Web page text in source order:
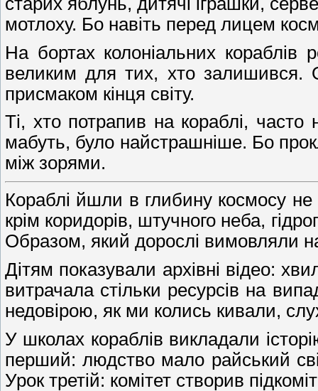
мотлоху. Бо навіть перед лицем
На бортах колоніальних
великим для тих, хто залишився.
присмаком кінця світу.
Ті, хто потрапив на кораблі,
мабуть, було найстрашніше. Бо
між зорями.
Кораблі йшли в глибину космосу
крім коридорів, штучного неба,
Образом, який дорослі вимовляли
Дітям показували архівні відео:
витрачала стільки ресурсів на
недовірою, як ми колись кивали,
У школах кораблів викладали
перший: людство мало райський
Урок третій: комітет створив